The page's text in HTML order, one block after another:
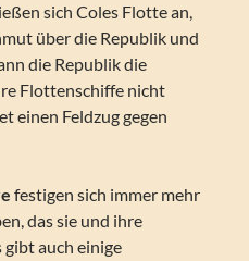
sich Coles Flotte an,
über die Republik und
die Republik die
Flottenschiffe nicht
einen Feldzug gegen
festigen sich immer mehr
das sie und ihre
auch einige